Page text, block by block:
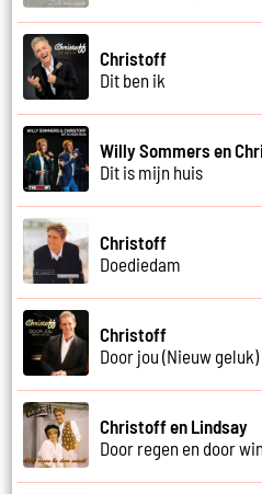
Christoff
Dit ben ik
Willy Sommers en
Dit is mijn huis
Christoff
Doediedam
Christoff
Door jou (Nieuw geluk)
Christoff en Lindsay
Door regen en door